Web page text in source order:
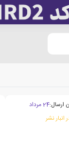
ارسال:24 مرداد
انبار نشر